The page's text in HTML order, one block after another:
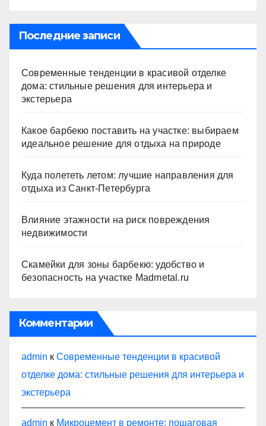
Последние записи
Современные тенденции в красивой отделке
дома: стильные решения для интерьера и
экстерьера
Какое барбекю поставить на участке: выбираем
идеальное решение для отдыха на природе
Куда полететь летом: лучшие направления для
отдыха из Санкт-Петербурга
Влияние этажности на риск повреждения
недвижимости
Скамейки для зоны барбекю: удобство и
безопасность на участке Madmetal.ru
Комментарии
admin к Современные тенденции в красивой
отделке дома: стильные решения для интерьера и
экстерьера
admin к Микроцемент в ремонте: пошаговая